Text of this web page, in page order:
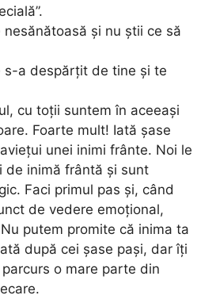
și nu știi ce să
s-a despărțit de tine și te
cu toții suntem în aceeași
Foarte mult! Iată șase
unei inimi frânte. Noi le
de inimă frântă și sunt
Faci primul pas și, când
de vedere emoțional,
putem promite că inima ta
după cei șase pași, dar îți
o mare parte din